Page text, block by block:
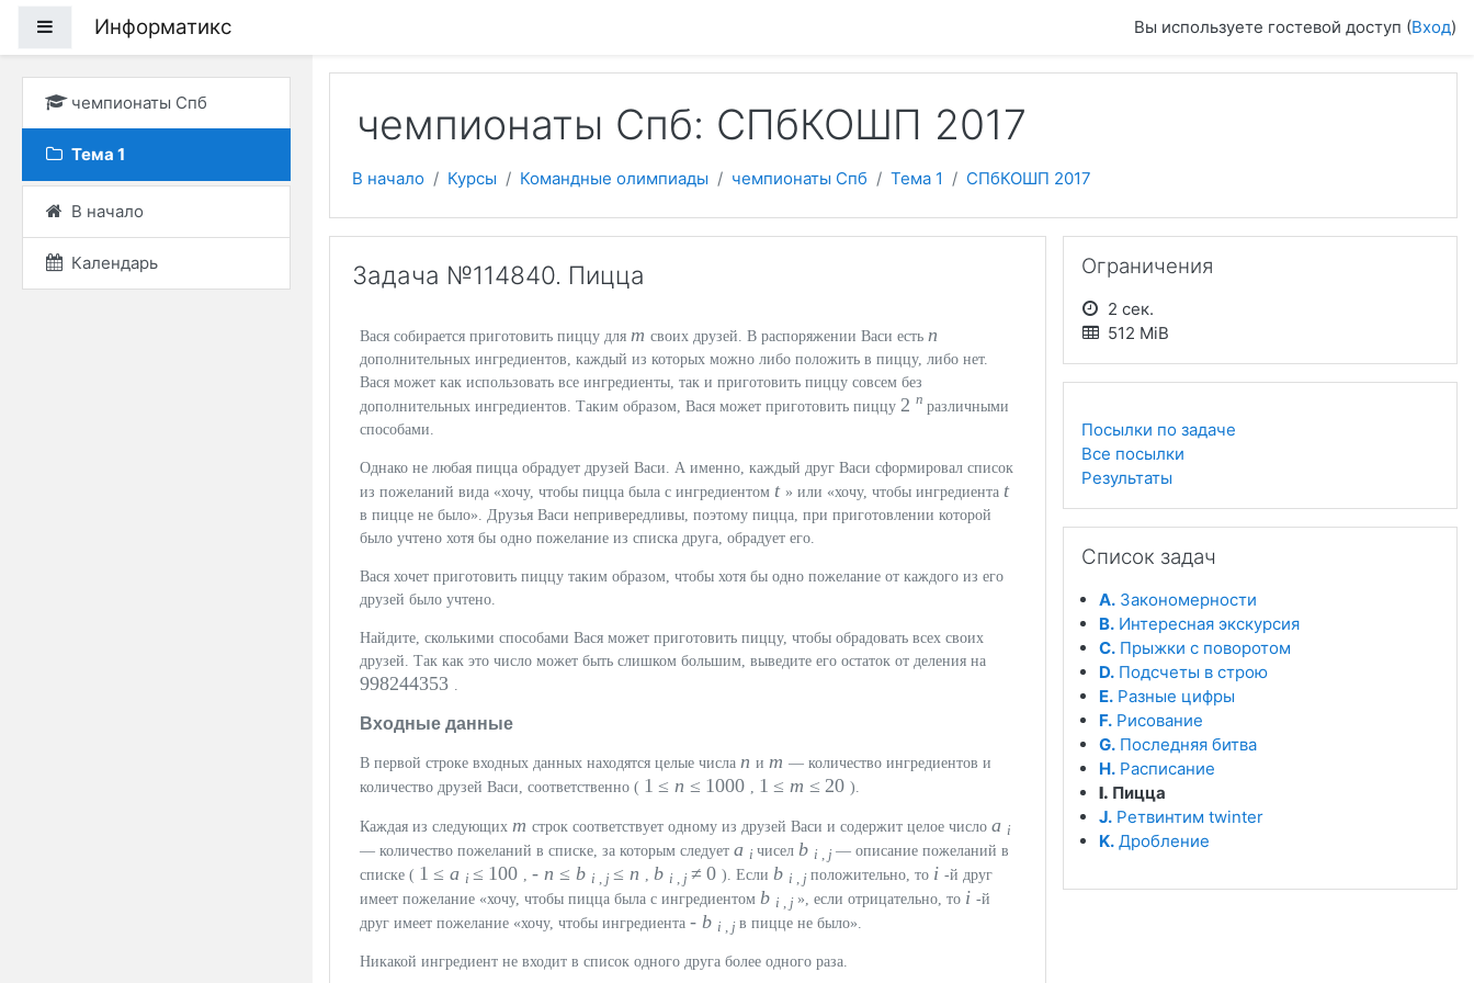
Боковая панель
Информатикс Вы используете гостевой доступ (Вход)
чемпионаты Спб
Тема 1
В начало
Календарь
чемпионаты Спб: СПбКОШП 2017
В начало Курсы Командные олимпиады чемпионаты Спб Тема 1 СПбКОШП 2017
Задача №114840. Пицца
Вася собирается приготовить пиццу для m своих друзей. В распоряжении Васи есть n
дополнительных ингредиентов, каждый из которых можно либо положить в пиццу, либо нет.
Вася может как использовать все ингредиенты, так и приготовить пиццу совсем без
дополнительных ингредиентов. Таким образом, Вася может приготовить пиццу 2 n различными
способами.
Однако не любая пицца обрадует друзей Васи. А именно, каждый друг Васи сформировал список
из пожеланий вида «хочу, чтобы пицца была с ингредиентом t » или «хочу, чтобы ингредиента t
в пицце не было». Друзья Васи непривередливы, поэтому пицца, при приготовлении которой
было учтено хотя бы одно пожелание из списка друга, обрадует его.
Вася хочет приготовить пиццу таким образом, чтобы хотя бы одно пожелание от каждого из его
друзей было учтено.
Найдите, сколькими способами Вася может приготовить пиццу, чтобы обрадовать всех своих
друзей. Так как это число может быть слишком большим, выведите его остаток от деления на
998244353 .
Входные данные
В первой строке входных данных находятся целые числа n и m — количество ингредиентов и
количество друзей Васи, соответственно ( 1 ≤ n ≤ 1000 , 1 ≤ m ≤ 20 ).
Каждая из следующих m строк соответствует одному из друзей Васи и содержит целое число a i
— количество пожеланий в списке, за которым следует a i чисел b i , j — описание пожеланий в
списке ( 1 ≤ a i ≤ 100 , - n ≤ b i , j ≤ n , b i , j ≠ 0 ). Если b i , j положительно, то i -й друг
имеет пожелание «хочу, чтобы пицца была с ингредиентом b i , j », если отрицательно, то i -й
друг имеет пожелание «хочу, чтобы ингредиента - b i , j в пицце не было».
Никакой ингредиент не входит в список одного друга более одного раза.
Ограничения
2 сек.
512 MiB
Посылки по задаче
Все посылки
Результаты
Список задач
A. Закономерности
B. Интересная экскурсия
C. Прыжки с поворотом
D. Подсчеты в строю
E. Разные цифры
F. Рисование
G. Последняя битва
H. Расписание
I. Пицца
J. Ретвинтим twinter
K. Дробление